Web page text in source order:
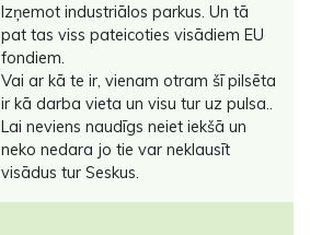
Izņemot industriālos parkus. Un tā
pat tas viss pateicoties visādiem EU
fondiem.
Vai ar kā te ir, vienam otram šī pilsēta
ir kā darba vieta un visu tur uz pulsa..
Lai neviens naudīgs neiet iekšā un
neko nedara jo tie var neklausīt
visādus tur Seskus.